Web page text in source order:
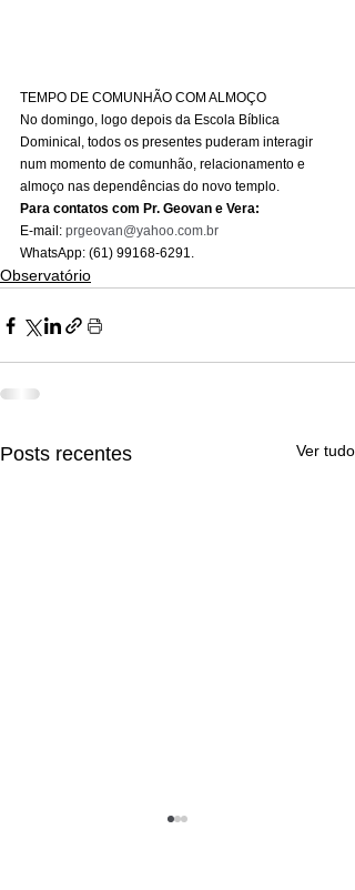
TEMPO DE COMUNHÃO COM ALMOÇO
No domingo, logo depois da Escola Bíblica
Dominical, todos os presentes puderam interagir
num momento de comunhão, relacionamento e
almoço nas dependências do novo templo.
Para contatos com Pr. Geovan e Vera:
E-mail: prgeovan@yahoo.com.br
WhatsApp: (61) 99168-6291.
Observatório
Posts recentes Ver tudo